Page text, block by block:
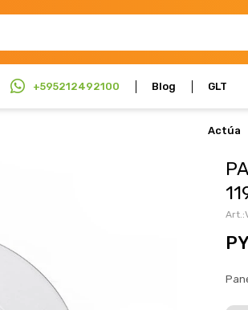
+595212492100 Blog GLT
Actúa